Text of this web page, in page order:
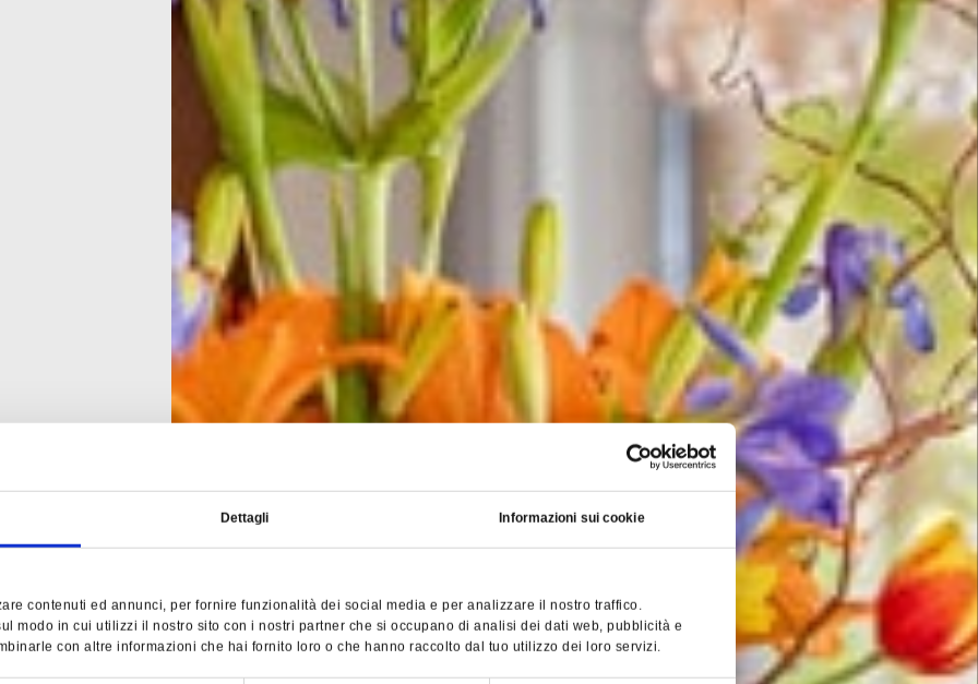
Dettagli Informazioni sui cookie
contenuti ed annunci, per fornire funzionalità dei social media e per analizzare il nostro traffico.
modo in cui utilizzi il nostro sito con i nostri partner che si occupano di analisi dei dati web, pubblicità e
con altre informazioni che hai fornito loro o che hanno raccolto dal tuo utilizzo dei loro servizi.
asa